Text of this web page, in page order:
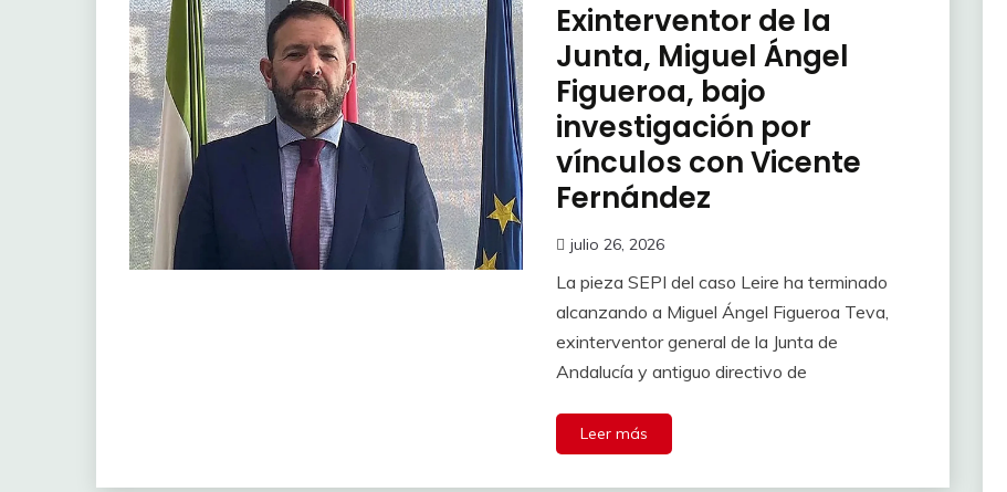
Exinterventor de la
Junta, Miguel Ángel
Figueroa, bajo
investigación por
vínculos con Vicente
Fernández
julio 26, 2026
La pieza SEPI del caso Leire ha terminado
alcanzando a Miguel Ángel Figueroa Teva,
exinterventor general de la Junta de
Andalucía y antiguo directivo de
Leer más